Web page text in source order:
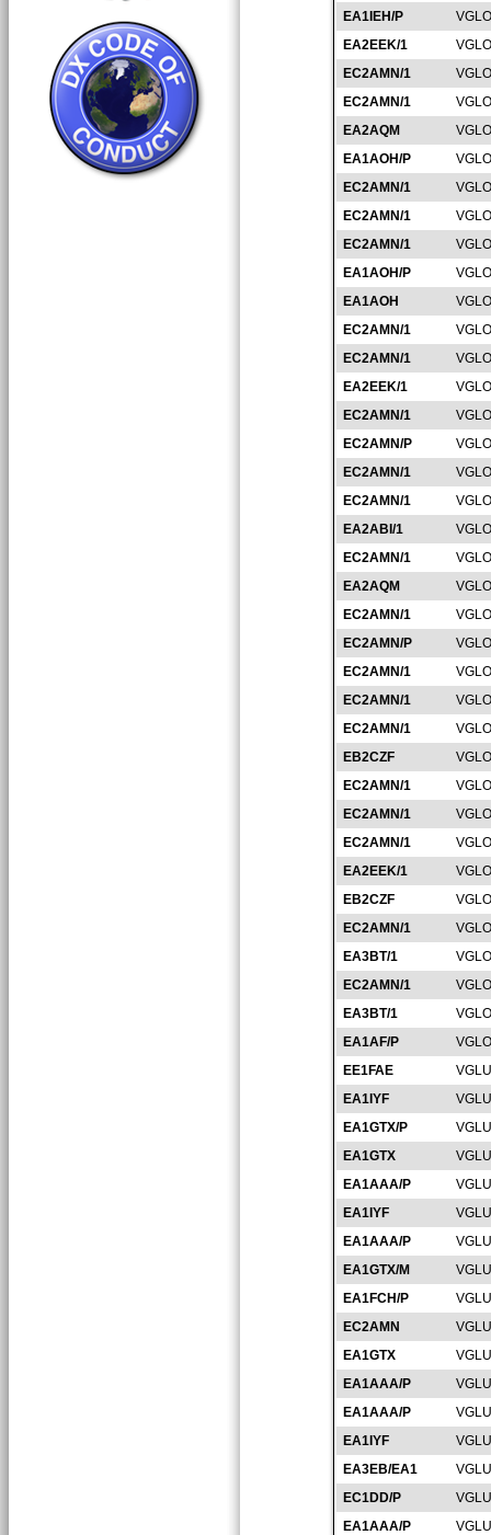
EA1IEH/P
EA2EEK/1
EC2AMN/1
EC2AMN/1
EA2AQM
EA1AOH/P
EC2AMN/1
EC2AMN/1
EC2AMN/1
EA1AOH/P
EA1AOH
EC2AMN/1
EC2AMN/1
EA2EEK/1
EC2AMN/1
EC2AMN/P
EC2AMN/1
EC2AMN/1
EA2ABI/1
EC2AMN/1
EA2AQM
EC2AMN/1
EC2AMN/P
EC2AMN/1
EC2AMN/1
EC2AMN/1
EB2CZF
EC2AMN/1
EC2AMN/1
EC2AMN/1
EA2EEK/1
EB2CZF
EC2AMN/1
EA3BT/1
EC2AMN/1
EA3BT/1
EA1AF/P
EE1FAE
EA1IYF
EA1GTX/P
EA1GTX
EA1AAA/P
EA1IYF
EA1AAA/P
EA1GTX/M
EA1FCH/P
EC2AMN
EA1GTX
EA1AAA/P
EA1AAA/P
EA1IYF
EA3EB/EA1
EC1DD/P
EA1AAA/P